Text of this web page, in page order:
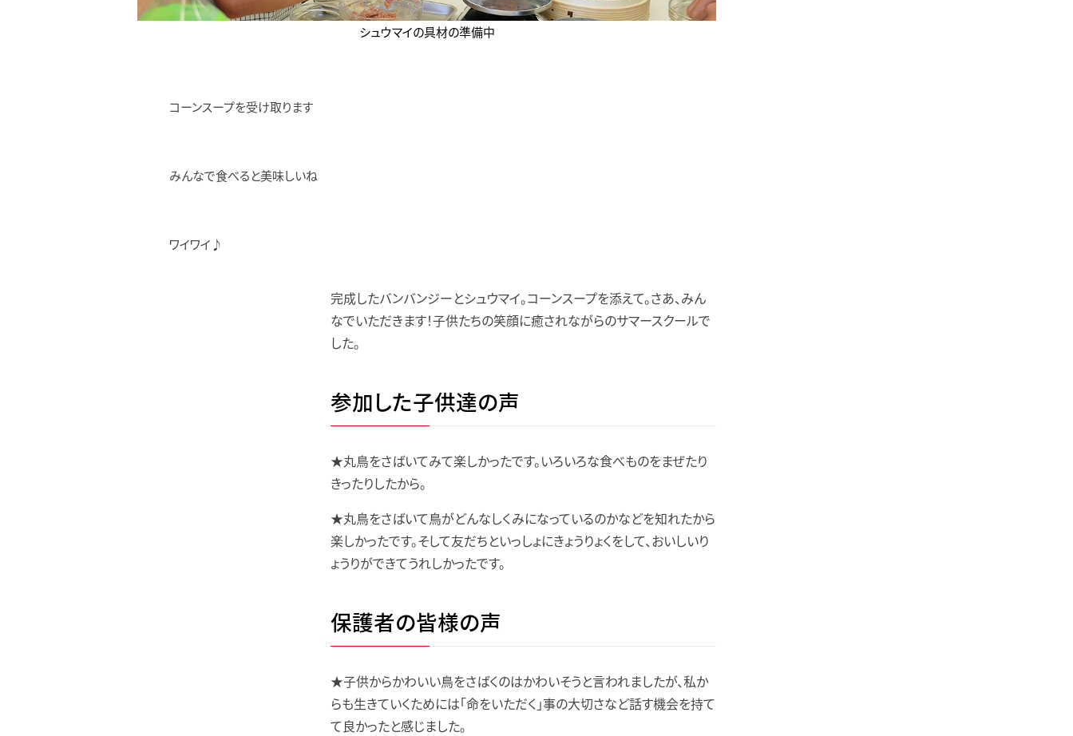
シュウマイの具材の準備中
コーンスープを受け取ります
みんなで食べると美味しいね
ワイワイ♪
完成したバンバンジーとシュウマイ。コーンスープを添えて。さあ、みん
なでいただきます！子供たちの笑顔に癒されながらのサマースクールで
した。
参加した子供達の声
★丸鳥をさばいてみて楽しかったです。いろいろな食べものをまぜたり
きったりしたから。
★丸鳥をさばいて鳥がどんなしくみになっているのかなどを知れたから
楽しかったです。そして友だちといっしょにきょうりょくをして、おいしいり
ょうりができてうれしかったです。
保護者の皆様の声
★子供からかわいい鳥をさばくのはかわいそうと言われましたが、私か
らも生きていくためには「命をいただく」事の大切さなど話す機会を持て
て良かったと感じました。